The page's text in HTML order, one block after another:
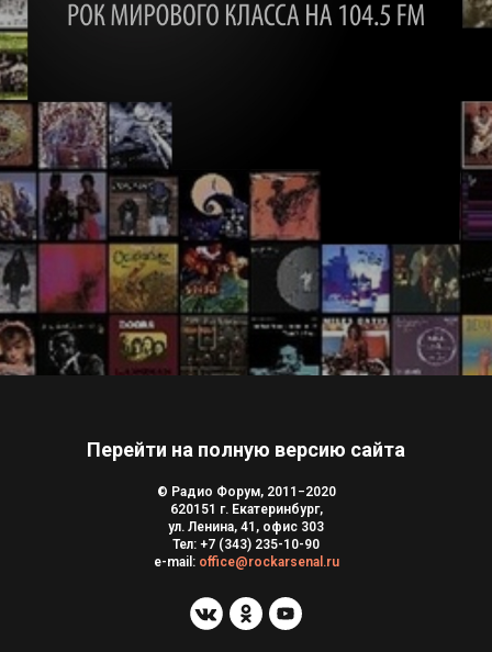
Перейти на полную версию сайта
© Радио Форум, 2011−2020
620151 г. Екатеринбург,
ул. Ленина, 41, офис 303
Тел: +7 (343) 235-10-90
e-mail: office@rockarsenal.ru